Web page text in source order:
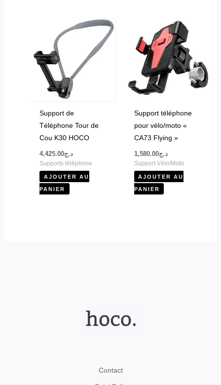
Support de
Téléphone Tour de
Cou K30 HOCO
د.ج4,425.00
Supports téléphone
AJOUTER AU
PANIER
Support téléphone
pour vélo/moto «
CA73 Flying »
د.ج1,580.00
Support Vélo/Moto
AJOUTER AU
PANIER
Contact